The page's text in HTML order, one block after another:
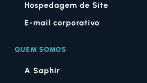
Hospedagem de Site
E-mail corporativo
QUEM SOMOS
A Saphir